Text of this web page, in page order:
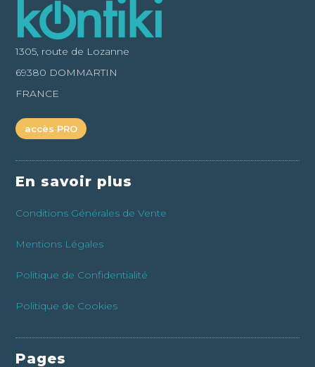
1305, route de Lozanne
69380 DOMMARTIN
FRANCE
accès PRO
En savoir plus
Conditions Générales de Vente
Mentions Légales
Politique de Confidentialité
Politique de Cookies
Pages